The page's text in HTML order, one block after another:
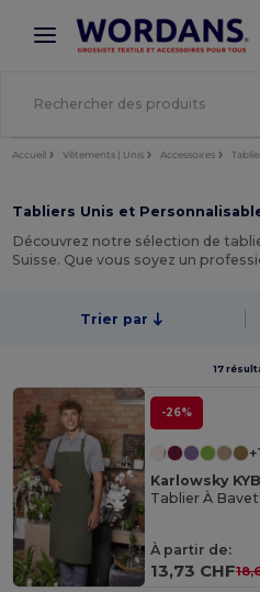
× Appli Wordans
Meilleurs prix sur l’app !
Accueil Vêtements | Unis Accessoires
Tabliers Unis et
Découvrez notre sélection de
Suisse. Que vous soyez un
Trier par
17
-26%
Karlowsky
À partir de:
13,73 CHF